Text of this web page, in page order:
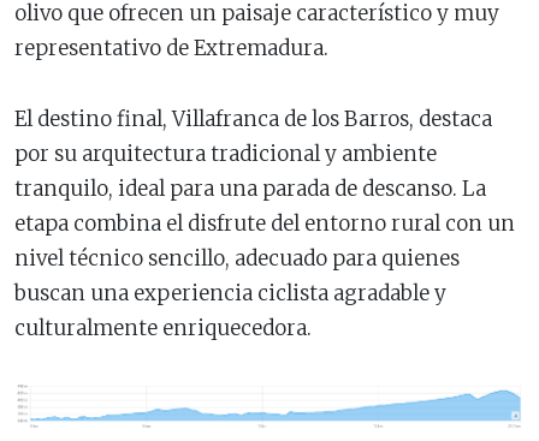
olivo que ofrecen un paisaje característico y muy
representativo de Extremadura.
El destino final, Villafranca de los Barros, destaca
por su arquitectura tradicional y ambiente
tranquilo, ideal para una parada de descanso. La
etapa combina el disfrute del entorno rural con un
nivel técnico sencillo, adecuado para quienes
buscan una experiencia ciclista agradable y
culturalmente enriquecedora.